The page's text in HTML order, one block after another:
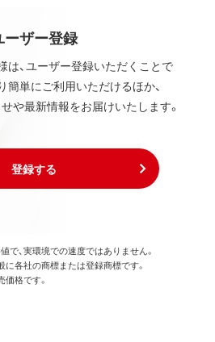
ーザー登録
は、ユーザー登録いただくことで
簡単にご利用いただけるほか、
や最新情報をお届けいたします。
登録する
、実環境での速度ではありません。
各社の商標または登録商標です。
格です。